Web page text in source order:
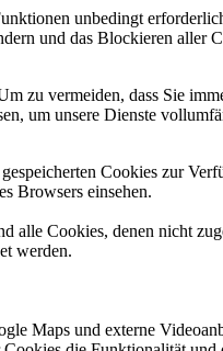
unbedingt
und das Blockieren
zu vermeiden, dass Sie
um unsere Dienste
Cookies zur
Browsers einsehen.
alle Cookies, denen nicht
werden.
Maps und externe